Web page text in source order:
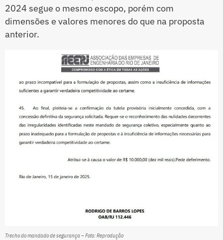
2024 segue o mesmo escopo, porém com
dimensões e valores menores do que na proposta
anterior.
Trecho do mandado de segurança – Foto: Reprodução